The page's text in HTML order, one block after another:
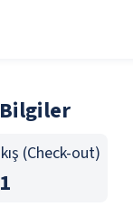
Bilgiler
(Check-out)